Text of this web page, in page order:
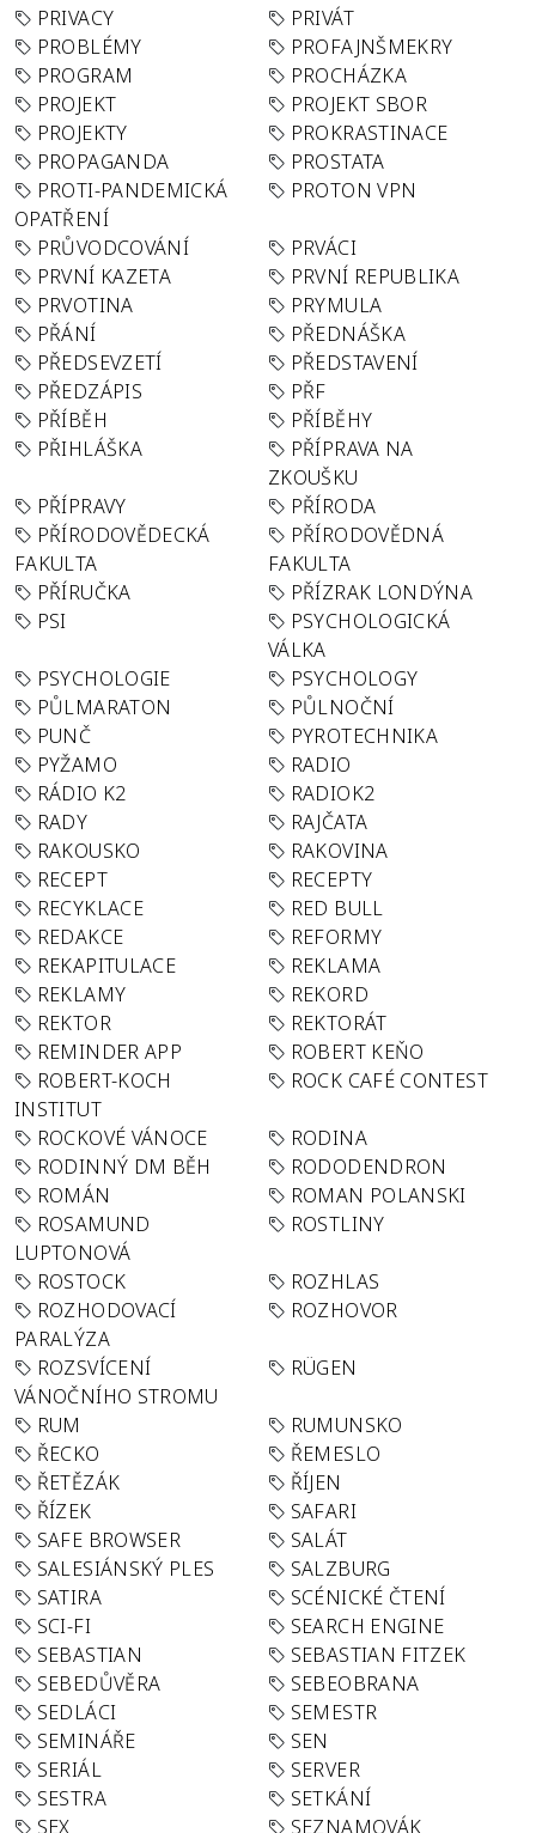
PRIVACY
PRIVÁT
PROBLÉMY
PROFAJNŠMEKRY
PROGRAM
PROCHÁZKA
PROJEKT
PROJEKT SBOR
PROJEKTY
PROKRASTINACE
PROPAGANDA
PROSTATA
PROTI-PANDEMICKÁ
OPATŘENÍ
PROTON VPN
PRŮVODCOVÁNÍ
PRVÁCI
PRVNÍ KAZETA
PRVNÍ REPUBLIKA
PRVOTINA
PRYMULA
PŘÁNÍ
PŘEDNÁŠKA
PŘEDSEVZETÍ
PŘEDSTAVENÍ
PŘEDZÁPIS
PŘF
PŘÍBĚH
PŘÍBĚHY
PŘIHLÁŠKA
PŘÍPRAVA NA
ZKOUŠKU
PŘÍPRAVY
PŘÍRODA
PŘÍRODOVĚDECKÁ
FAKULTA
PŘÍRODOVĚDNÁ
FAKULTA
PŘÍRUČKA
PŘÍZRAK LONDÝNA
PSI
PSYCHOLOGICKÁ
VÁLKA
PSYCHOLOGIE
PSYCHOLOGY
PŮLMARATON
PŮLNOČNÍ
PUNČ
PYROTECHNIKA
PYŽAMO
RADIO
RÁDIO K2
RADIOK2
RADY
RAJČATA
RAKOUSKO
RAKOVINA
RECEPT
RECEPTY
RECYKLACE
RED BULL
REDAKCE
REFORMY
REKAPITULACE
REKLAMA
REKLAMY
REKORD
REKTOR
REKTORÁT
REMINDER APP
ROBERT KEŇO
ROBERT-KOCH
INSTITUT
ROCK CAFÉ CONTEST
ROCKOVÉ VÁNOCE
RODINA
RODINNÝ DM BĚH
RODODENDRON
ROMÁN
ROMAN POLANSKI
ROSAMUND
LUPTONOVÁ
ROSTLINY
ROSTOCK
ROZHLAS
ROZHODOVACÍ
PARALÝZA
ROZHOVOR
ROZSVÍCENÍ
VÁNOČNÍHO STROMU
RÜGEN
RUM
RUMUNSKO
ŘECKO
ŘEMESLO
ŘETĚZÁK
ŘÍJEN
ŘÍZEK
SAFARI
SAFE BROWSER
SALÁT
SALESIÁNSKÝ PLES
SALZBURG
SATIRA
SCÉNICKÉ ČTENÍ
SCI-FI
SEARCH ENGINE
SEBASTIAN
SEBASTIAN FITZEK
SEBEDŮVĚRA
SEBEOBRANA
SEDLÁCI
SEMESTR
SEMINÁŘE
SEN
SERIÁL
SERVER
SESTRA
SETKÁNÍ
SEX
SEZNAMOVÁK